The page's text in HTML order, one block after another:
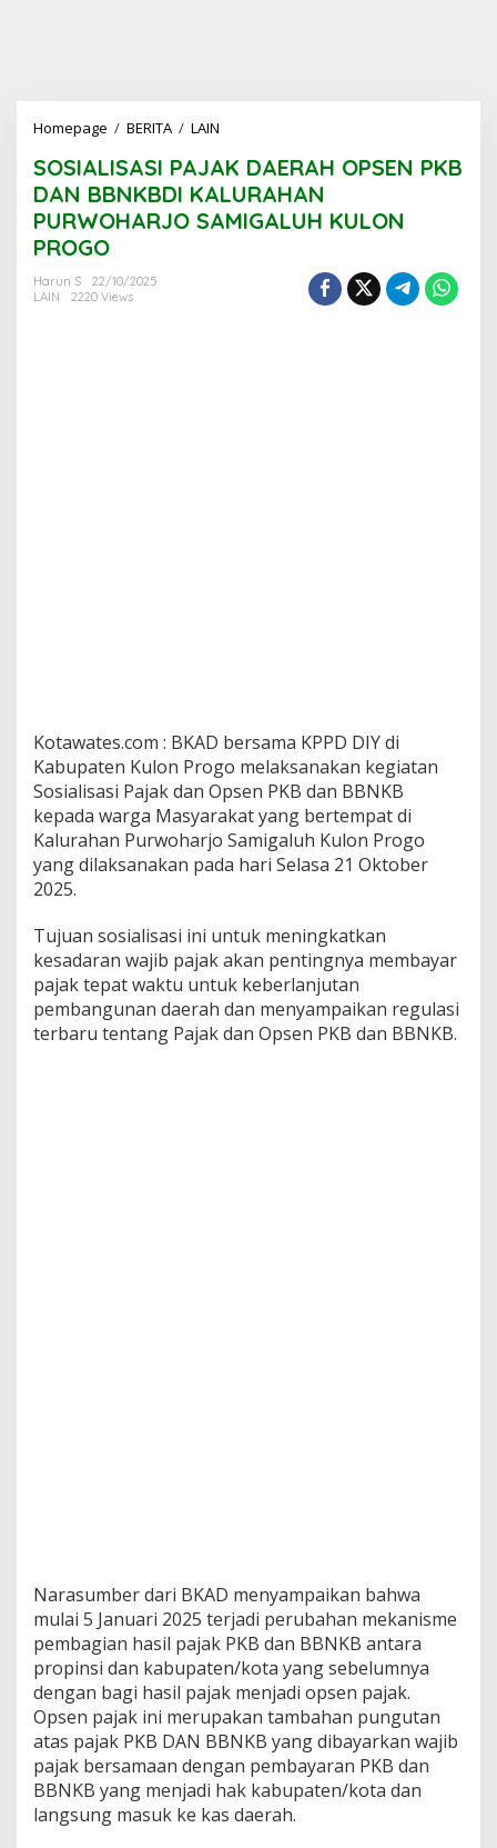
Homepage / BERITA / LAIN
DAERAH
OPSEN
PKB
DAN
PURWOHARJO
SOSIALISASI PAJAK DAERAH OPSEN PKB
DAN BBNKBDI KALURAHAN
PURWOHARJO SAMIGALUH KULON
PROGO
Harun S
22/10/2025
LAIN
2220 Views
Kotawates.com : BKAD bersama KPPD DIY di
Kabupaten Kulon Progo melaksanakan kegiatan
Sosialisasi Pajak dan Opsen PKB dan BBNKB
kepada warga Masyarakat yang bertempat di
Kalurahan Purwoharjo Samigaluh Kulon Progo
yang dilaksanakan pada hari Selasa 21 Oktober
2025.
Tujuan sosialisasi ini untuk meningkatkan
kesadaran wajib pajak akan pentingnya membayar
pajak tepat waktu untuk keberlanjutan
pembangunan daerah dan menyampaikan regulasi
terbaru tentang Pajak dan Opsen PKB dan BBNKB.
Narasumber dari BKAD menyampaikan bahwa
mulai 5 Januari 2025 terjadi perubahan mekanisme
pembagian hasil pajak PKB dan BBNKB antara
propinsi dan kabupaten/kota yang sebelumnya
dengan bagi hasil pajak menjadi opsen pajak.
Opsen pajak ini merupakan tambahan pungutan
atas pajak PKB DAN BBNKB yang dibayarkan wajib
pajak bersamaan dengan pembayaran PKB dan
BBNKB yang menjadi hak kabupaten/kota dan
langsung masuk ke kas daerah.